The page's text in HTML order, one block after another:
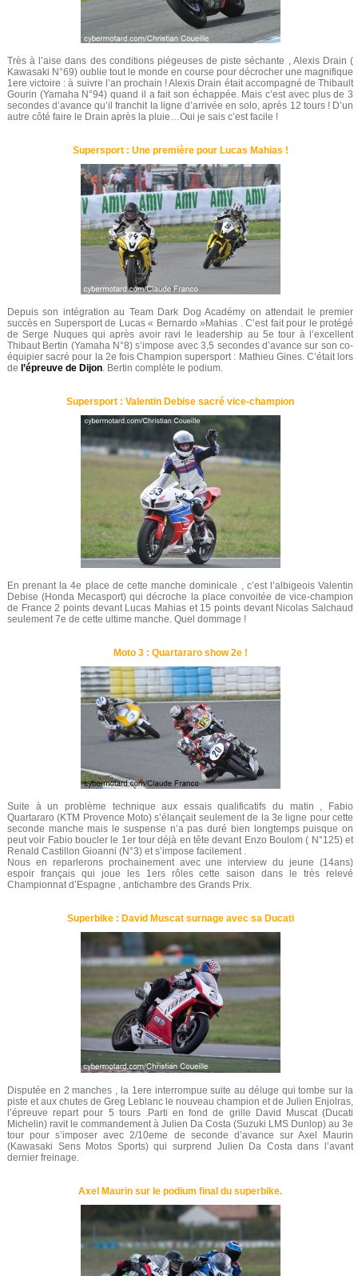
Très à l’aise dans des conditions piégeuses de piste séchante , Alexis Drain (
Kawasaki N°69) oublie tout le monde en course pour décrocher une magnifique
1ere victoire : à suivre l’an prochain ! Alexis Drain était accompagné de Thibault
Gourin (Yamaha N°94) quand il a fait son échappée. Mais c’est avec plus de 3
secondes d’avance qu’il franchit la ligne d’arrivée en solo, après 12 tours ! D’un
autre côté faire le Drain après la pluie…Oui je sais c’est facile !
Supersport : Une première pour Lucas Mahias !
Depuis son intégration au Team Dark Dog Académy on attendait le premier
succès en Supersport de Lucas « Bernardo »Mahias . C’est fait pour le protégé
de Serge Nuques qui après avoir ravi le leadership au 5e tour à l’excellent
Thibaut Bertin (Yamaha N°8) s’impose avec 3,5 secondes d’avance sur son co-
équipier sacré pour la 2e fois Champion supersport : Mathieu Gines. C’était lors
de l’épreuve de Dijon. Bertin complète le podium.
Supersport : Valentin Debise sacré vice-champion
En prenant la 4e place de cette manche dominicale , c’est l’albigeois Valentin
Debise (Honda Mecasport) qui décroche la place convoitée de vice-champion
de France 2 points devant Lucas Mahias et 15 points devant Nicolas Salchaud
seulement 7e de cette ultime manche. Quel dommage !
Moto 3 : Quartararo show 2e !
Suite à un problème technique aux essais qualificatifs du matin , Fabio
Quartararo (KTM Provence Moto) s’élançait seulement de la 3e ligne pour cette
seconde manche mais le suspense n’a pas duré bien longtemps puisque on
peut voir Fabio boucler le 1er tour déjà en tête devant Enzo Boulom ( N°125) et
Renald Castillon Gioanni (N°3) et s’impose facilement .
Nous en reparlerons prochainement avec une interview du jeune (14ans)
espoir français qui joue les 1ers rôles cette saison dans le très relevé
Championnat d’Espagne , antichambre des Grands Prix.
Superbike : David Muscat surnage avec sa Ducati
Disputée en 2 manches , la 1ere interrompue suite au déluge qui tombe sur la
piste et aux chutes de Greg Leblanc le nouveau champion et de Julien Enjolras,
l’épreuve repart pour 5 tours .Parti en fond de grille David Muscat (Ducati
Michelin) ravit le commandement à Julien Da Costa (Suzuki LMS Dunlop) au 3e
tour pour s’imposer avec 2/10eme de seconde d’avance sur Axel Maurin
(Kawasaki Sens Motos Sports) qui surprend Julien Da Costa dans l’avant
dernier freinage.
Axel Maurin sur le podium final du superbike.